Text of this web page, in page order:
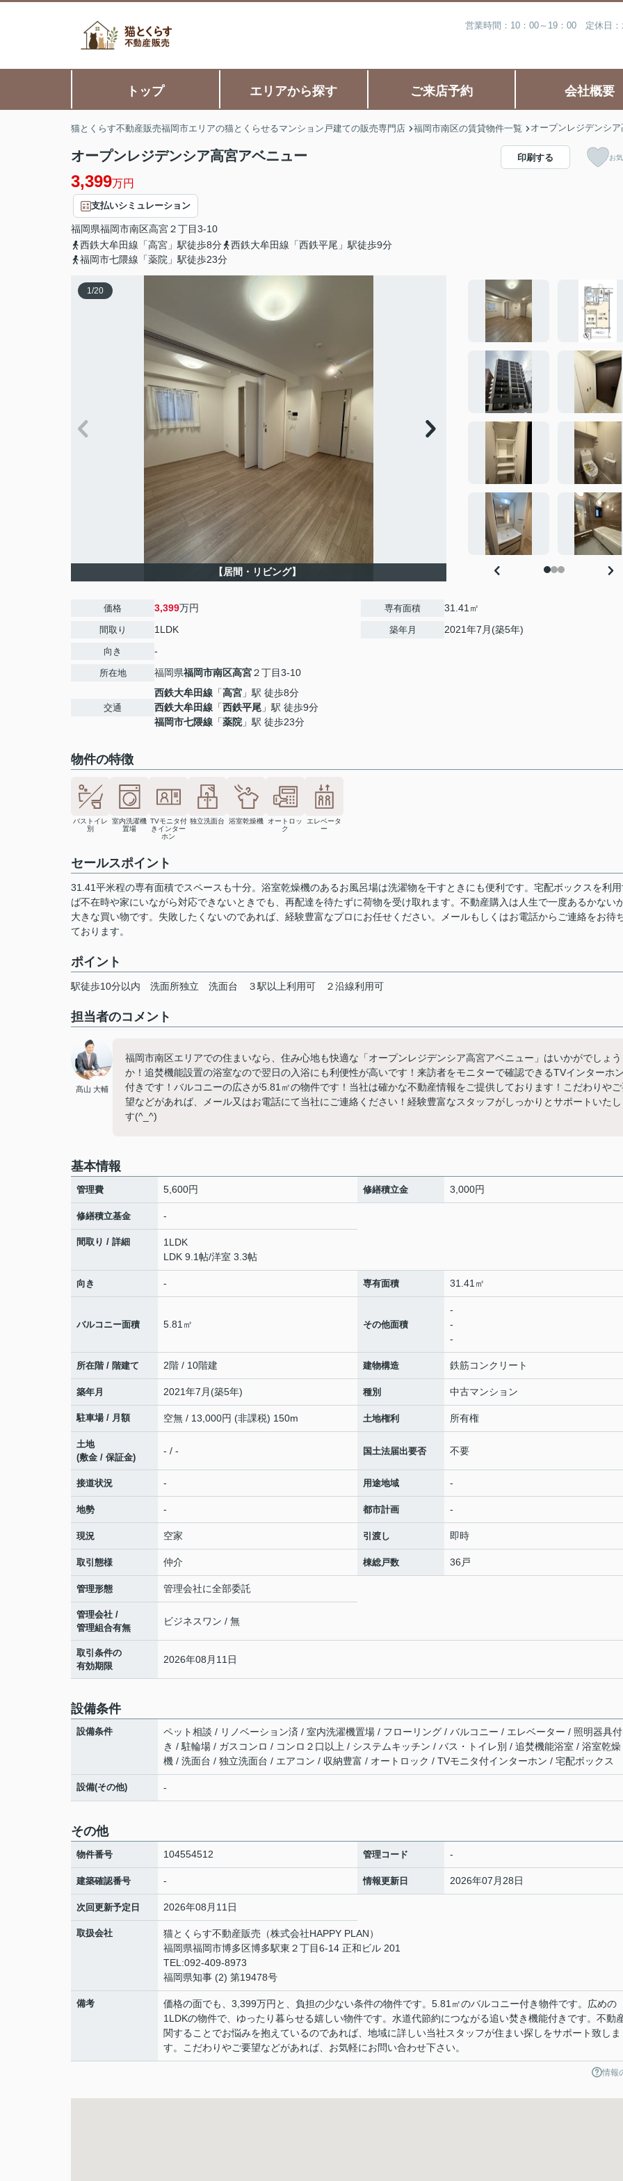
営業時間：10：00～19：00 定休日
トップ エリアから探す ご来店予約 会社概要
猫とくらす不動産販売福岡市エリアの猫とくらせるマンション戸建ての販売専門店 福岡市南区の賃貸物件一覧 オープンレジデンシ
オープンレジデンシア高宮アベニュー
3,399万円
支払いシミュレーション
福岡県福岡市南区高宮２丁目3-10
西鉄大牟田線「高宮」駅徒歩8分
西鉄大牟田線「西鉄平尾」駅徒歩9分
福岡市七隈線「薬院」駅徒歩23分
印刷する お
1/20
【居間・リビング】
価格 3,399万円
間取り 1LDK
向き -
所在地 福岡県福岡市南区高宮２丁目3-10
交通
西鉄大牟田線 「高宮 」駅 徒歩8分
西鉄大牟田線 「西鉄平尾 」駅 徒歩9分
福岡市七隈線 「薬院 」駅 徒歩23分
専有面積 31.41㎡
築年月 2021年7月(築5年)
物件の特徴
バストイレ
別
室内洗濯機
置場
TVモニタ付
きインター
ホン
独立洗面台 浴室乾燥機
オートロッ
ク
エレベータ
ー
セールスポイント
31.41平米程の専有面積でスペースも十分。浴室乾燥機のあるお風呂場は洗濯物を干すときにも便利です。宅配ボックスを利
ば不在時や家にいながら対応できないときでも、再配達を待たずに荷物を受け取れます。不動産購入は人生で一度あるかない
大きな買い物です。失敗したくないのであれば、経験豊富なプロにお任せください。メールもしくはお電話からご連絡をお待
ております。
ポイント
駅徒歩10分以内 洗面所独立 洗面台 ３駅以上利用可 ２沿線利用可
担当者のコメント
髙山 大輔
福岡市南区エリアでの住まいなら、住み心地も快適な「オープンレジデンシア高宮アベニュー」はいかがでしょう
か！追焚機能設置の浴室なので翌日の入浴にも利便性が高いです！来訪者をモニターで確認できるTVインターホン
付きです！バルコニーの広さが5.81㎡の物件です！当社は確かな不動産情報をご提供しております！こだわりや
望などがあれば、メール又はお電話にて当社にご連絡ください！経験豊富なスタッフがしっかりとサポートいたし
す(^_^)
基本情報
管理費 5,600円 修繕積立金 3,000円
修繕積立基金 -
間取り / 詳細
1LDK
LDK 9.1帖/洋室 3.3帖
向き - 専有面積 31.41㎡
バルコニー面積 5.81㎡ その他面積
-
-
-
所在階 / 階建て 2階 / 10階建 建物構造 鉄筋コンクリート
築年月 2021年7月(築5年) 種別 中古マンション
駐車場 / 月額 空無 / 13,000円 (非課税) 150m 土地権利 所有権
土地
(敷金 / 保証金)
- / - 国土法届出要否 不要
接道状況 - 用途地域 -
地勢 - 都市計画 -
現況 空家 引渡し 即時
取引態様 仲介 棟総戸数 36戸
管理形態 管理会社に全部委託
管理会社 /
管理組合有無
ビジネスワン / 無
取引条件の
有効期限
2026年08月11日
設備条件
設備条件
ペット相談 / リノベーション済 / 室内洗濯機置場 / フローリング / バルコニー / エレベーター / 照明器具付
き / 駐輪場 / ガスコンロ / コンロ２口以上 / システムキッチン / バス・トイレ別 / 追焚機能浴室 / 浴室乾燥
機 / 洗面台 / 独立洗面台 / エアコン / 収納豊富 / オートロック / TVモニタ付インターホン / 宅配ボックス
設備(その他) -
その他
物件番号 104554512 管理コード -
建築確認番号 - 情報更新日 2026年07月28日
次回更新予定日 2026年08月11日
取扱会社
猫とくらす不動産販売（株式会社HAPPY PLAN）
福岡県福岡市博多区博多駅東２丁目6-14 正和ビル 201
TEL:092-409-8973
福岡県知事 (2) 第19478号
備考
価格の面でも、3,399万円と、負担の少ない条件の物件です。5.81㎡のバルコニー付き物件です。広めの
1LDKの物件で、ゆったり暮らせる嬉しい物件です。水道代節約につながる追い焚き機能付きです。不動
関することでお悩みを抱えているのであれば、地域に詳しい当社スタッフが住まい探しをサポート致しま
す。こだわりやご要望などがあれば、お気軽にお問い合わせ下さい。
情報